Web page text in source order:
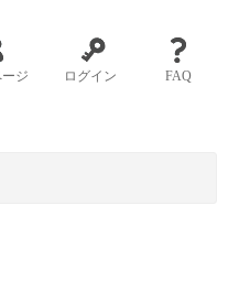
ジ ログイン FAQ